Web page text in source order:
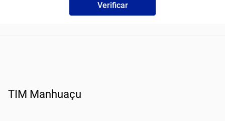
Verificar
TIM Manhuaçu